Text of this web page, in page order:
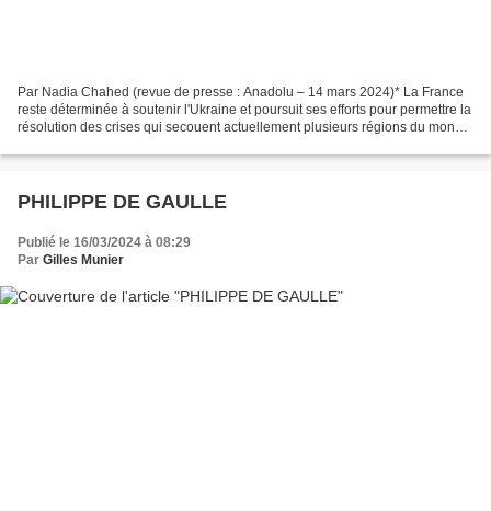
Par Nadia Chahed (revue de presse : Anadolu – 14 mars 2024)* La France
reste déterminée à soutenir l'Ukraine et poursuit ses efforts pour permettre la
résolution des crises qui secouent actuellement plusieurs régions du monde
PHILIPPE DE GAULLE
Publié le 16/03/2024 à 08:29
Par Gilles Munier